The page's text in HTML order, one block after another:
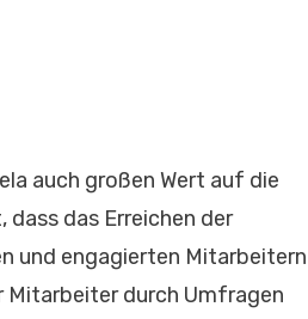
auch großen Wert auf die
das Erreichen der
und engagierten Mitarbeitern
Mitarbeiter durch Umfragen